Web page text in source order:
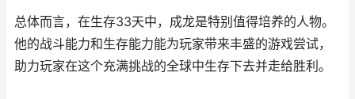
总体而言，在生存33天中，成龙是特别值得培养的人物。
他的战斗能力和生存能力能为玩家带来丰盛的游戏尝试，
助力玩家在这个充满挑战的全球中生存下去并走给胜利。